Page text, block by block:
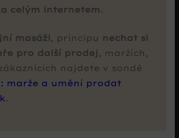
celým internetem .
masáži, principu nechat si
pro další prodej , maržích,
najdete v sondě
marže a umění prodat
.